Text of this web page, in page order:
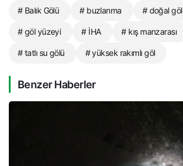
# Balık Gölü # buzlanma # doğal göl
# göl yüzeyi # İHA # kış manzarası
# tatlı su gölü # yüksek rakımlı göl
Benzer Haberler